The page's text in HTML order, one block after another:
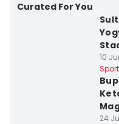
Curated For You
10
Sport
24